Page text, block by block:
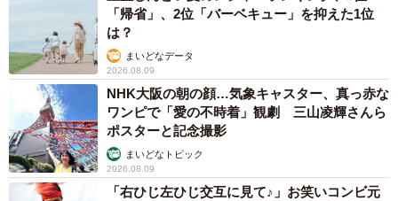
「帰省」、2位「バーベキュー」を抑えた1位
は？
まいどなデータ
2026.08.09
NHK大阪の朝の顔…気象キャスター、真っ赤な
ワンピで「愛の不時着」観劇 三山凌輝さんら
ポスターと記念撮影
まいどなトピック
2026.08.09
「右ひじ左ひじ交互に見て♪」お笑いコンビ元